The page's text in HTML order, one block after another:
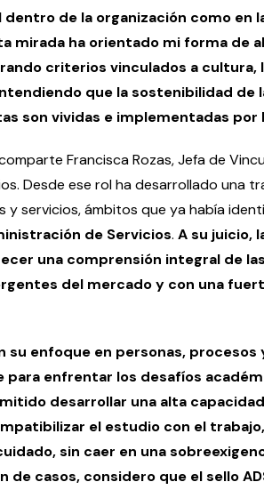
de la organización como en
mirada ha orientado mi forma de
criterios vinculados a cultura,
que la sostenibilidad de
son vividas e implementadas por
Francisca Rozas, Jefa de
Desde ese rol ha desarrollado una
y servicios, ámbitos que ya había
de Servicios. A su juicio,
una comprensión integral de
del mercado y con una
su enfoque en personas,
para enfrentar los desafíos
desarrollar una alta
el estudio con el
sin caer en una
de casos, considero que el sello